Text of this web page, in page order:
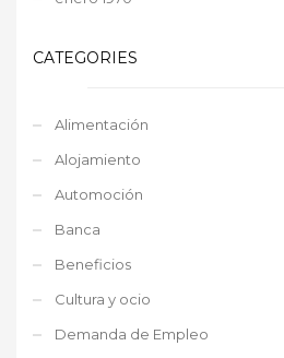
CATEGORIES
Alimentación
Alojamiento
Automoción
Banca
Beneficios
Cultura y ocio
Demanda de Empleo